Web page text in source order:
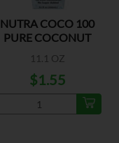
NUTRA COCO 100
PURE COCONUT
11.1 OZ
$1.55